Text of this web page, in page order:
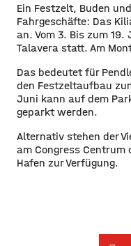
Ein Festzelt, Buden
Fahrgeschäfte: Das
an. Vom 3. Bis zum
Talavera statt. Am
Das bedeutet für
den Festzeltaufbau
Juni kann auf dem
geparkt werden.
Alternativ stehen der
am Congress Centrum
Hafen zur Verfügung.